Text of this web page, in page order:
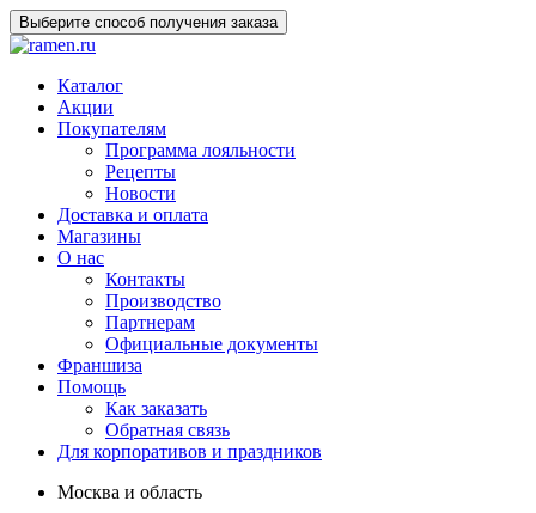
Выберите способ получения заказа
Каталог
Акции
Покупателям
Программа лояльности
Рецепты
Новости
Доставка и оплата
Магазины
О нас
Контакты
Производство
Партнерам
Официальные документы
Франшиза
Помощь
Как заказать
Обратная связь
Для корпоративов и праздников
Москва и область